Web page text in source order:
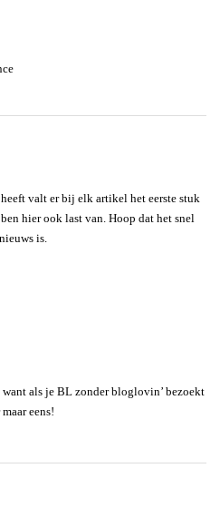
valt er bij elk artikel het eerste stuk
hier ook last van. Hoop dat het snel
is.
als je BL zonder bloglovin’ bezoekt
eens!